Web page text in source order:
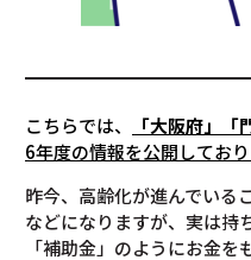
こちらでは、 「大阪府」「
6年度の情報を公開しており
昨今、高齢化が進んでいる
などになりますが、実は持
「補助金」のようにお金